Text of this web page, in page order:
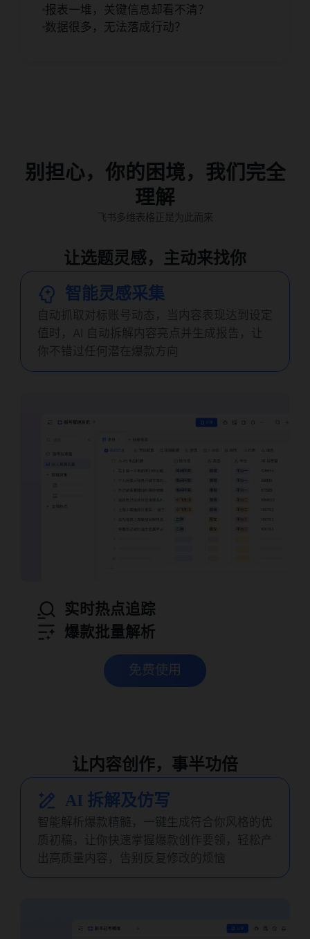
报表一堆，关键信息却看不清？
数据很多，无法落成行动？
别担心，你的困境，我们完全
理解
飞书多维表格正是为此而来
让选题灵感，主动来找你
智能灵感采集
自动抓取对标账号动态，当内容表现达到设定
值时，AI 自动拆解内容亮点并生成报告，让
你不错过任何潜在爆款方向
实时热点追踪
爆款批量解析
免费使用
让内容创作，事半功倍
AI 拆解及仿写
智能解析爆款精髓，一键生成符合你风格的优
质初稿，让你快速掌握爆款创作要领，轻松产
出高质量内容，告别反复修改的烦恼